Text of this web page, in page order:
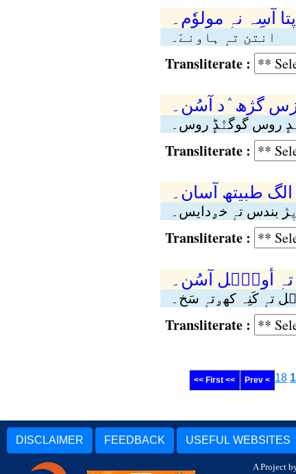
آسِہ نہٕ مولوٗم۔
انتن تہٕ ہاونےَ۔
Transliterate :
گژِھ ٛد آسُن۔
روس گوگنٛڈٕ روس۔
Transliterate :
طبیتھ آسان۔
بندس تہٕ خۄدایس۔
Transliterate :
تہٕ أوٮُ۪ل آسُن۔
تہٕ کَنِہ کھۄتہٕ سَخ۔
Transliterate :
<< First << Prev < 18
DISCLAIMER FEEDBACK USEFUL WEBSITES
A Project